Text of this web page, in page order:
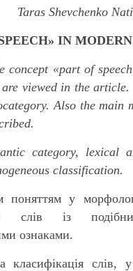
Taras Shevchenko
IN
concept «part of
viewed in the article.
Also the main
category, lexical
classification.
поняттям у
слів із
ознаками.
слів,